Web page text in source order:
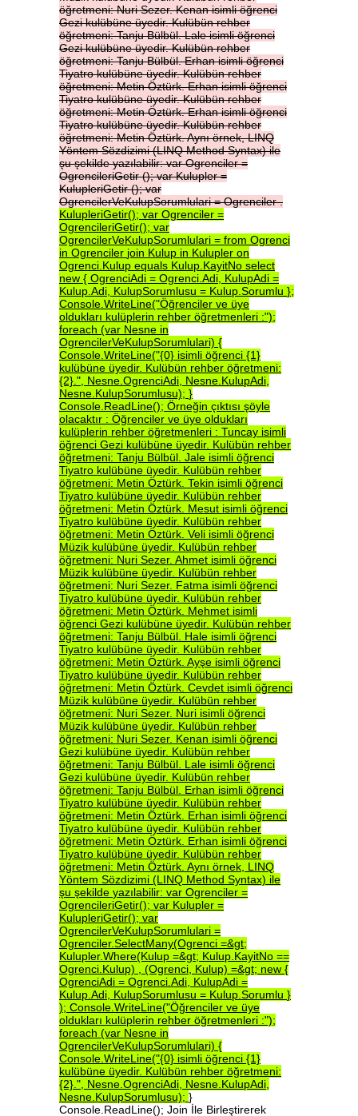
öğretmeni:NuriSezer.Kenanisimliöğrenci
Gezikulübüneüyedir.Kulübünrehber
öğretmeni:TanjuBülbül.Laleisimliöğrenci
Gezikulübüneüyedir.Kulübünrehber
öğretmeni:TanjuBülbül.Erhanisimliöğrenci
Tiyatrokulübüneüyedir.Kulübünrehber
öğretmeni:MetinÖztürk.Erhanisimliöğrenci
Tiyatrokulübüneüyedir.Kulübünrehber
öğretmeni:MetinÖztürk.Erhanisimliöğrenci
Tiyatrokulübüneüyedir.Kulübünrehber
öğretmeni:MetinÖztürk.Aynıörnek,LINQ
YöntemSözdizimi(LINQMethodSyntax)ile
şuşekildeyazılabilir:varOgrenciler=
OgrencileriGetir();varKulupler=
KulupleriGetir();var
OgrencilerVeKulupSorumlulari=Ogrenciler.
KulupleriGetir(); var Ogrenciler =
OgrencileriGetir(); var
OgrencilerVeKulupSorumlulari = from Ogrenci
in Ogrenciler join Kulup in Kulupler on
Ogrenci.Kulup equals Kulup.KayitNo select
new { OgrenciAdi = Ogrenci.Adi, KulupAdi =
Kulup.Adi, KulupSorumlusu = Kulup.Sorumlu };
Console.WriteLine("Öğrenciler ve üye
oldukları kulüplerin rehber öğretmenleri :");
foreach (var Nesne in
OgrencilerVeKulupSorumlulari) {
Console.WriteLine("{0} isimli öğrenci {1}
kulübüne üyedir. Kulübün rehber öğretmeni:
{2}.", Nesne.OgrenciAdi, Nesne.KulupAdi,
Nesne.KulupSorumlusu); }
Console.ReadLine(); Örneğin çıktısı şöyle
olacaktır : Öğrenciler ve üye oldukları
kulüplerin rehber öğretmenleri : Tuncay isimli
öğrenci Gezi kulübüne üyedir. Kulübün rehber
öğretmeni: Tanju Bülbül. Jale isimli öğrenci
Tiyatro kulübüne üyedir. Kulübün rehber
öğretmeni: Metin Öztürk. Tekin isimli öğrenci
Tiyatro kulübüne üyedir. Kulübün rehber
öğretmeni: Metin Öztürk. Mesut isimli öğrenci
Tiyatro kulübüne üyedir. Kulübün rehber
öğretmeni: Metin Öztürk. Veli isimli öğrenci
Müzik kulübüne üyedir. Kulübün rehber
öğretmeni: Nuri Sezer. Ahmet isimli öğrenci
Müzik kulübüne üyedir. Kulübün rehber
öğretmeni: Nuri Sezer. Fatma isimli öğrenci
Tiyatro kulübüne üyedir. Kulübün rehber
öğretmeni: Metin Öztürk. Mehmet isimli
öğrenci Gezi kulübüne üyedir. Kulübün rehber
öğretmeni: Tanju Bülbül. Hale isimli öğrenci
Tiyatro kulübüne üyedir. Kulübün rehber
öğretmeni: Metin Öztürk. Ayşe isimli öğrenci
Tiyatro kulübüne üyedir. Kulübün rehber
öğretmeni: Metin Öztürk. Cevdet isimli öğrenci
Müzik kulübüne üyedir. Kulübün rehber
öğretmeni: Nuri Sezer. Nuri isimli öğrenci
Müzik kulübüne üyedir. Kulübün rehber
öğretmeni: Nuri Sezer. Kenan isimli öğrenci
Gezi kulübüne üyedir. Kulübün rehber
öğretmeni: Tanju Bülbül. Lale isimli öğrenci
Gezi kulübüne üyedir. Kulübün rehber
öğretmeni: Tanju Bülbül. Erhan isimli öğrenci
Tiyatro kulübüne üyedir. Kulübün rehber
öğretmeni: Metin Öztürk. Erhan isimli öğrenci
Tiyatro kulübüne üyedir. Kulübün rehber
öğretmeni: Metin Öztürk. Erhan isimli öğrenci
Tiyatro kulübüne üyedir. Kulübün rehber
öğretmeni: Metin Öztürk. Aynı örnek, LINQ
Yöntem Sözdizimi (LINQ Method Syntax) ile
şu şekilde yazılabilir: var Ogrenciler =
OgrencileriGetir(); var Kulupler =
KulupleriGetir(); var
OgrencilerVeKulupSorumlulari =
Ogrenciler.SelectMany(Ogrenci =&gt;
Kulupler.Where(Kulup =&gt; Kulup.KayitNo ==
Ogrenci.Kulup) , (Ogrenci, Kulup) =&gt; new {
OgrenciAdi = Ogrenci.Adi, KulupAdi =
Kulup.Adi, KulupSorumlusu = Kulup.Sorumlu }
); Console.WriteLine("Öğrenciler ve üye
oldukları kulüplerin rehber öğretmenleri :");
foreach (var Nesne in
OgrencilerVeKulupSorumlulari) {
Console.WriteLine("{0} isimli öğrenci {1}
kulübüne üyedir. Kulübün rehber öğretmeni:
{2}.", Nesne.OgrenciAdi, Nesne.KulupAdi,
Nesne.KulupSorumlusu); }
Console.ReadLine(); Join İle Birleştirerek